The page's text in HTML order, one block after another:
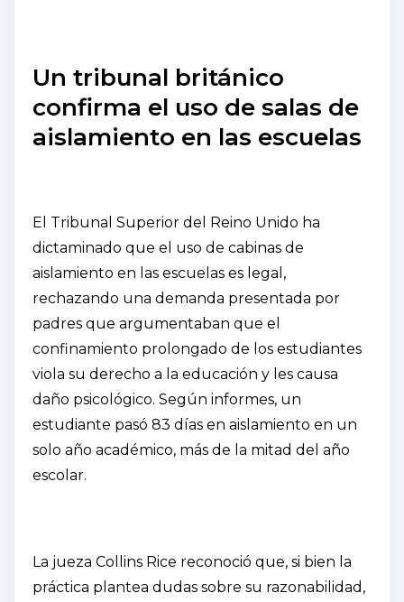
Un tribunal británico
confirma el uso de salas de
aislamiento en las escuelas
El Tribunal Superior del Reino Unido ha
dictaminado que el uso de cabinas de
aislamiento en las escuelas es legal,
rechazando una demanda presentada por
padres que argumentaban que el
confinamiento prolongado de los estudiantes
viola su derecho a la educación y les causa
daño psicológico. Según informes, un
estudiante pasó 83 días en aislamiento en un
solo año académico, más de la mitad del año
escolar.
La jueza Collins Rice reconoció que, si bien la
práctica plantea dudas sobre su razonabilidad,